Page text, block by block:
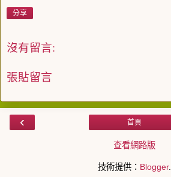
分享
沒有留言:
張貼留言
‹ 首頁
查看網路版
技術提供： Blogger.